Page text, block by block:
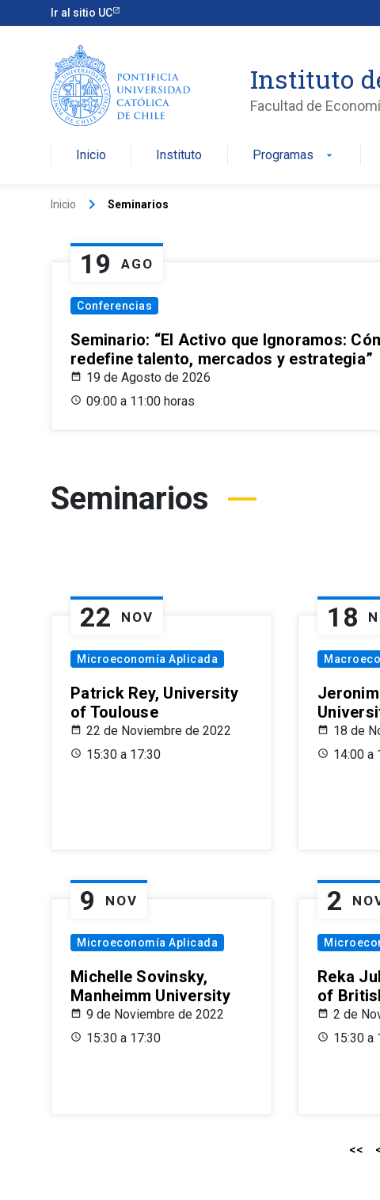
Ir al sitio UC
Instituto
Facultad de
Inicio Instituto Programas arrow_drop_down
Inicio keyboard_arrow_right Seminarios
19 AGO
Conferencias
Seminario: “El Activo que Ignoramos:
redefine talento, mercados y estrategia”
19 de Agosto de 2026
09:00 a 11:00 horas
Seminarios
22 NOV
Microeconomía Aplicada
Patrick Rey, University
of Toulouse
22 de Noviembre de 2022
15:30 a 17:30
18
18 de
14:00 a
9 NOV
Microeconomía Aplicada
Michelle Sovinsky,
Manheimm University
9 de Noviembre de 2022
15:30 a 17:30
2
Reka
of
2 de
15:30 a
<<